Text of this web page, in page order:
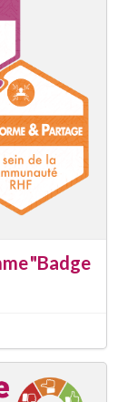
"Badge